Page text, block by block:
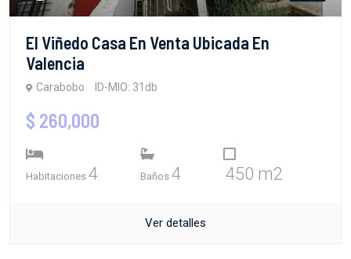
El Viñedo Casa En Venta Ubicada En
Valencia
Carabobo ID-MIO: 31db
$ 260,000
Habitaciones 4 Baños 4 450 m2
Ver detalles